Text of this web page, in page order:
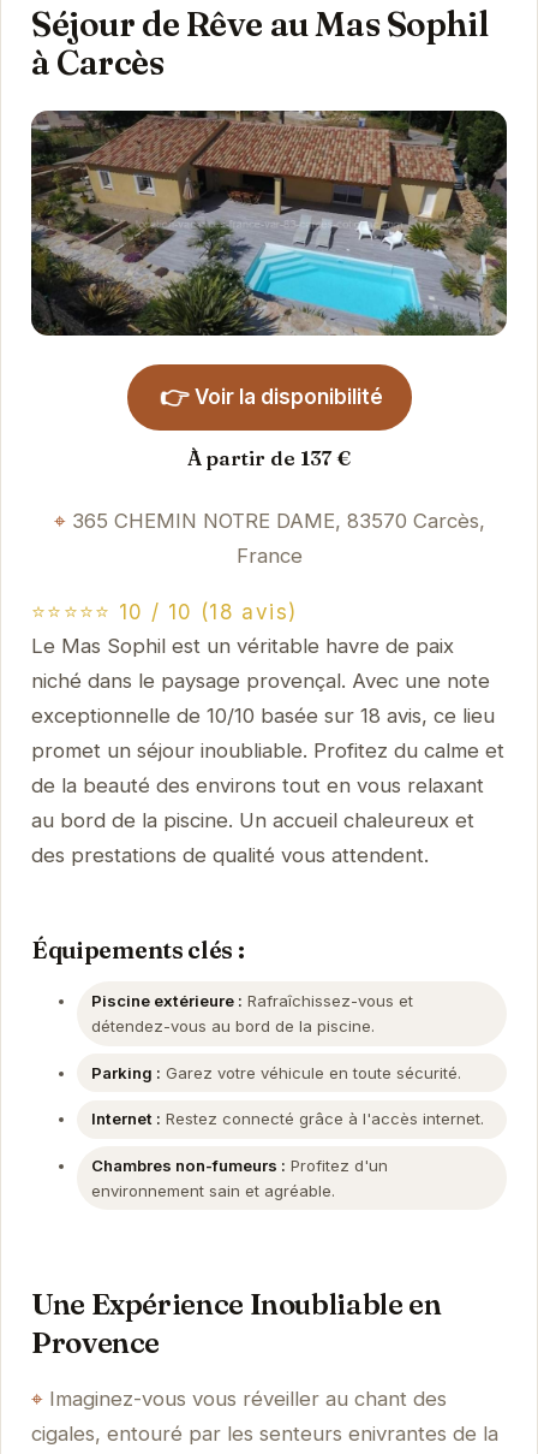
Séjour de Rêve au Mas Sophil
à Carcès
👉 Voir la disponibilité
À partir de 137 €
365 CHEMIN NOTRE DAME, 83570 Carcès,
France
⭐⭐⭐⭐⭐ 10 / 10 (18 avis)
Le Mas Sophil est un véritable havre de paix
niché dans le paysage provençal. Avec une note
exceptionnelle de 10/10 basée sur 18 avis, ce lieu
promet un séjour inoubliable. Profitez du calme et
de la beauté des environs tout en vous relaxant
au bord de la piscine. Un accueil chaleureux et
des prestations de qualité vous attendent.
Équipements clés :
Piscine extérieure : Rafraîchissez-vous et
détendez-vous au bord de la piscine.
Parking : Garez votre véhicule en toute sécurité.
Internet : Restez connecté grâce à l'accès internet.
Chambres non-fumeurs : Profitez d'un
environnement sain et agréable.
Une Expérience Inoubliable en
Provence
Imaginez-vous vous réveiller au chant des
cigales, entouré par les senteurs enivrantes de la